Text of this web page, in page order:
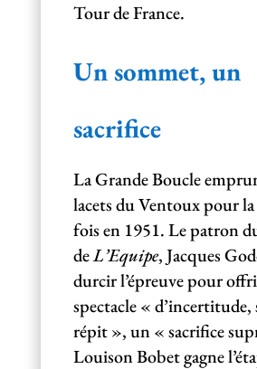
Tour de France.
Un sommet, un
sacrifice
La Grande Boucle
lacets du Ventoux pour
fois en 1951. Le patron
deL’Equipe, Jacques
durcir l’épreuve pour
spectacle « d’incertitude,
répit », un « sacrifice
Louison Bobet gagne